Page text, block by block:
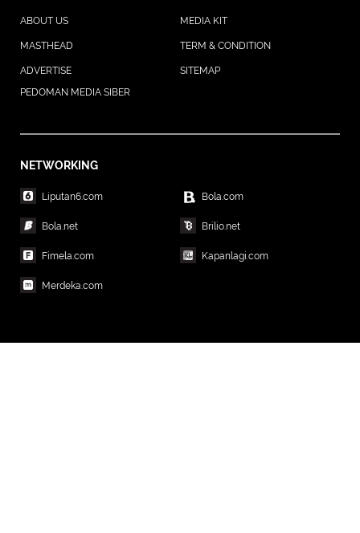
ABOUT US MEDIA KIT
MASTHEAD TERM & CONDITION
ADVERTISE
SITEMAP
PEDOMAN MEDIA SIBER
NETWORKING
Liputan6.com Bola.com
Bola.net Brilio.net
Fimela.com Kapanlagi.com
Merdeka.com